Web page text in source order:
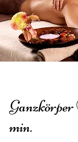
min.